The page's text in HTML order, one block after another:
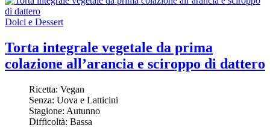
Dolci e Dessert
Torta integrale vegetale da prima
colazione all’arancia e sciroppo di dattero
Ricetta: Vegan
Senza: Uova e Latticini
Stagione: Autunno
Difficoltà: Bassa